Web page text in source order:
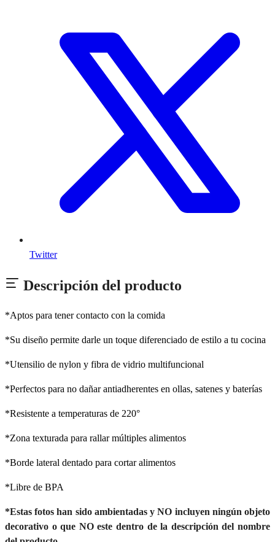
Twitter
Descripción del producto
*Aptos para tener contacto con la comida
*Su diseño permite darle un toque diferenciado de estilo a tu cocina
*Utensilio de nylon y fibra de vidrio multifuncional
*Perfectos para no dañar antiadherentes en ollas, satenes y baterías
*Resistente a temperaturas de 220°
*Zona texturada para rallar múltiples alimentos
*Borde lateral dentado para cortar alimentos
*Libre de BPA
*Estas fotos han sido ambientadas y NO incluyen ningún objeto
decorativo o que NO este dentro de la descripción del nombre